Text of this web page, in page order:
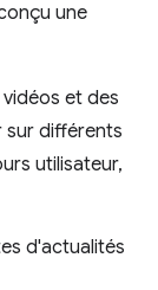
une
et des
sur différents
utilisateur,
d'actualités